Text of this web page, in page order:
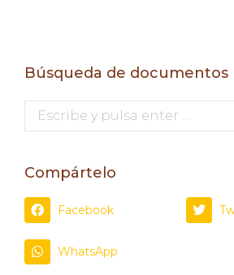
Búsqueda de documentos
Compártelo
Facebook
WhatsApp